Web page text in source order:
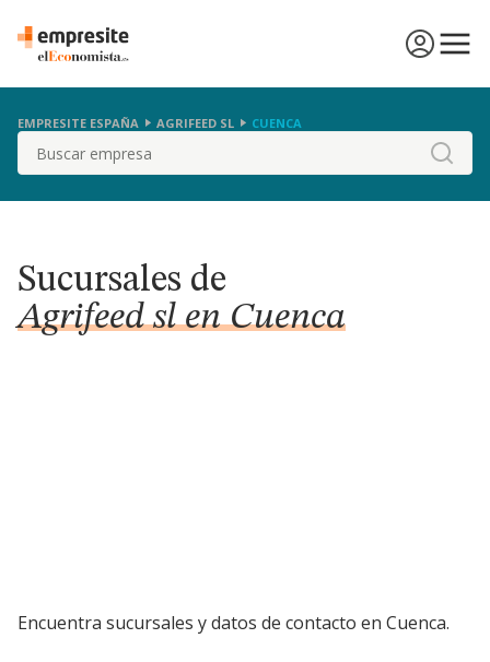
EMPRESITE ESPAÑA AGRIFEED SL CUENCA
Buscar
Sucursales de
Agrifeed sl en Cuenca
Encuentra sucursales y datos de contacto en Cuenca.